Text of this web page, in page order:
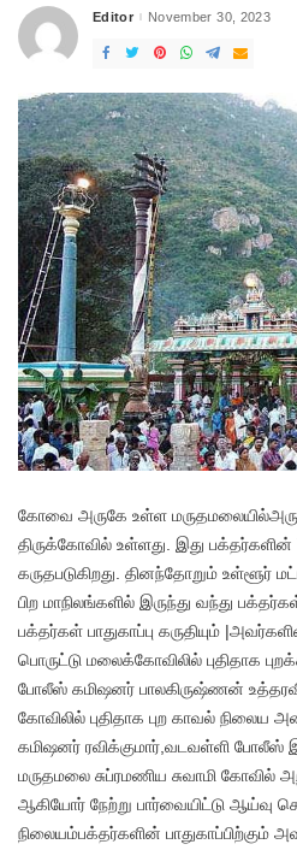
Posted
Editor November 30, 2023
கோவை அருகே உள்ள
திருக்கோவில் உள்ளது. இது
கருதபடுகிறது. தினந்தோறும் உள்ளூர்
பிற மாநிலங்களில் இருந்து வந்து
பக்தர்கள் பாதுகாப்பு கருதியும்
பொருட்டு மலைக்கோவிலில் புதிதாக
போலீஸ் கமிஷனர் பாலகிருஷ்ணன்
கோவிலில் புதிதாக புற காவல் நிலைய
கமிஷனர் ரவிக்குமார்,வடவள்ளி
மருதமலை சுப்ரமணிய சுவாமி கோவில்
ஆகியோர் நேற்று பார்வையிட்டு ஆய்வு
நிலையம்பக்தர்களின்